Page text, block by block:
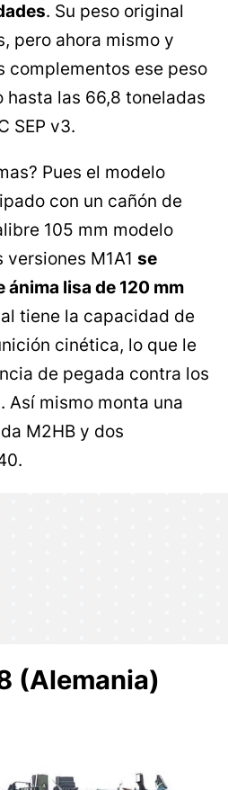
. Su peso original
pero ahora mismo y
complementos ese peso
hasta las 66,8 toneladas
SEP v3.
Pues el modelo
con un cañón de
105 mm modelo
M1A1 se
ánima lisa de 120 mm
tiene la capacidad de
cinética, lo que le
de pegada contra los
Así mismo monta una
M2HB y dos
(Alemania)